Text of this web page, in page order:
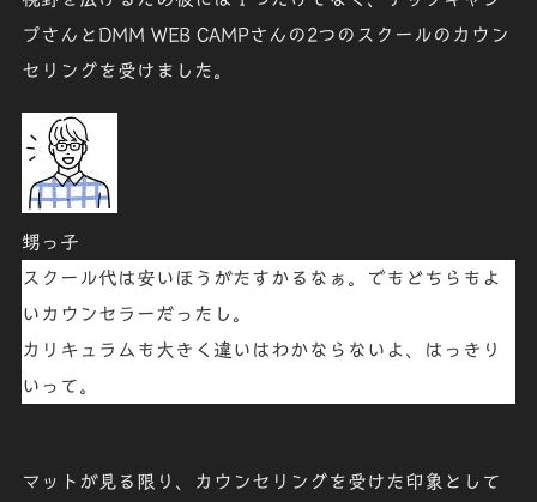
プさんと DMM WEB CAMPさんの2つのスクールのカウン
セリングを受けました。
甥っ子
スクール代は安いほうがたすかるなぁ。でもどちらもよ
いカウンセラーだったし。
カリキュラムも大きく違いはわかならないよ、はっきり
いって。
マットが見る限り、カウンセリングを受けた印象として